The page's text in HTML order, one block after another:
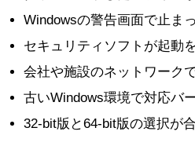
Windowsの警告画面で止ま
セキュリティソフトが起動
会社や施設のネットワーク
古いWindows環境で対応バ
32-bit版と64-bit版の選択が